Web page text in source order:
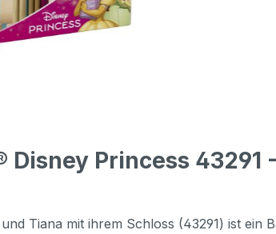
Princess
Tiana mit ihrem Schloss (43291) ist